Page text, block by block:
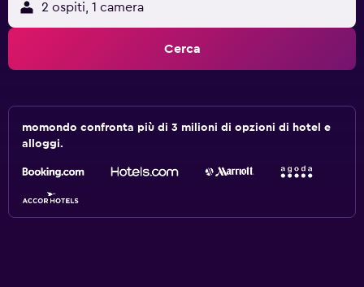
2 ospiti, 1 camera
Cerca
momondo confronta più di 3 milioni di opzioni di hotel e
alloggi.